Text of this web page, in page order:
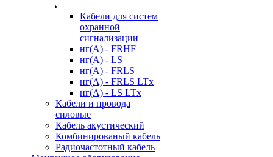
Кабели для систем
охранной
сигнализации
нг(A) - FRHF
нг(A) - LS
нг(А) - FRLS
нг(А) - FRLS LTx
нг(А) - LS LTx
Кабели и провода
силовые
Кабель акустический
Комбинированый кабель
Радиочастотный кабель